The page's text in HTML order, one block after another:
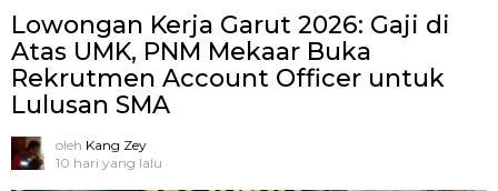
Lowongan Kerja Garut 2026: Gaji di
Atas UMK, PNM Mekaar Buka
Rekrutmen Account Officer untuk
Lulusan SMA
oleh Kang Zey
10 hari yang lalu